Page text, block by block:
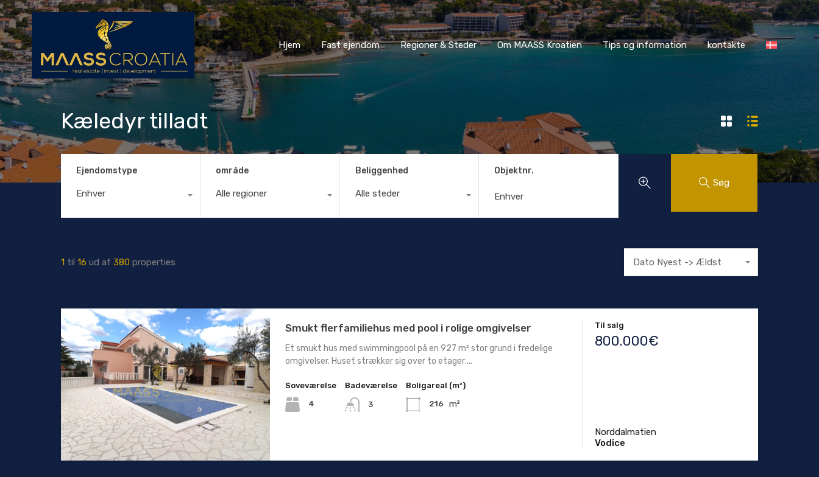
Hjem Fast ejendom Regioner & Steder Om MAASS Kroatien Tips og information kontakte
Hjem Fast ejendom Regioner & Steder Om MAASS Kroatien Tips og information kontakte
Kæledyr tilladt
Ejendomstype
Enhver
område
Alle regioner
Beliggenhed
Alle steder
Objektnr.
Søg
1 til 16 ud af 380 properties Dato Nyest -> Ældst
Smukt flerfamiliehus med pool i rolige omgivelser
Et smukt hus med swimmingpool på en 927 m² stor grund i fredelige
omgivelser. Huset strækker sig over to etager:...
Soveværelse
4
Badeværelse
3
Boligareal (m²)
216 m²
Til salg
800.000€
Norddalmatien
Vodice